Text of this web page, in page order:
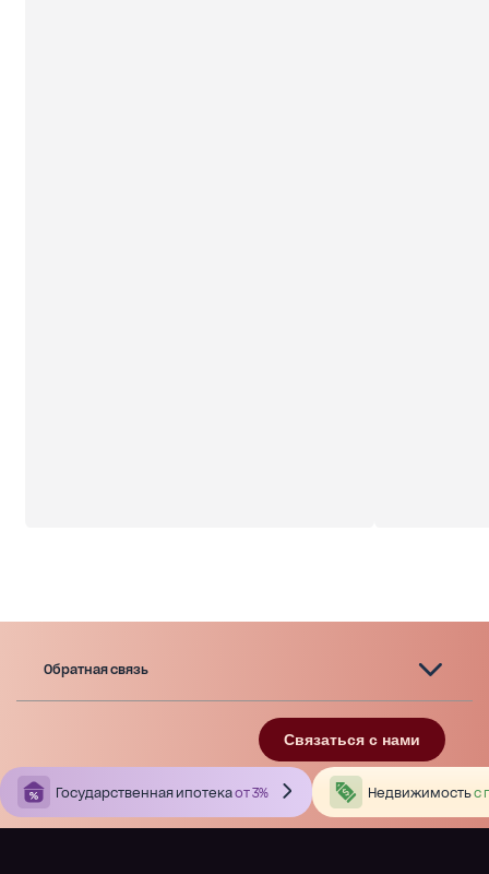
Обратная связь
Связаться с нами
Государственная ипотекаот 3% Недвижимостьс